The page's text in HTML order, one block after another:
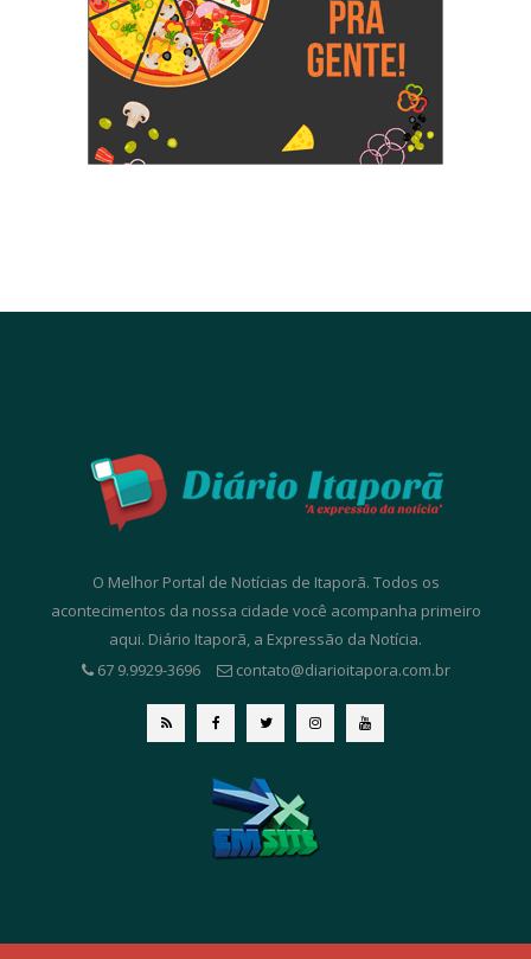
O Melhor Portal de Notícias de Itaporã. Todos os
acontecimentos da nossa cidade você acompanha primeiro
aqui. Diário Itaporã, a Expressão da Notícia.
67 9.9929-3696
contato@diarioitapora.com.br